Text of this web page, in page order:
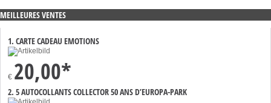
MEILLEURES VENTES
1. CARTE CADEAU EMOTIONS
€ 20,00*
2. 5 AUTOCOLLANTS COLLECTOR 50 ANS D’EUROPA-PARK